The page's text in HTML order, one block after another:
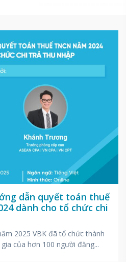
dẫn quyết toán thuế
dành cho tổ chức chi
2025 VBK đã tổ chức thành
của hơn 100 người đăng...